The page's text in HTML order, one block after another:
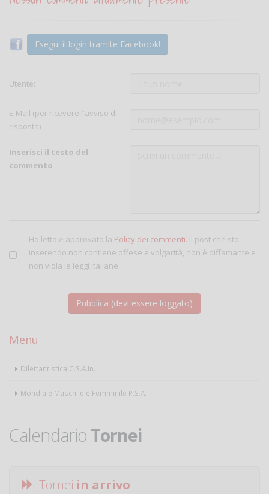
Esegui il login tramite Facebook!
Utente:
E-Mail (per ricevere l'avviso di
risposta)
Inserisci il testo del
commento
Ho letto e approvato la Policy dei commenti. Il post che sto
inserendo non contiene offese e volgarità, non è diffamante e
non viola le leggi italiane.
Menu
Dilettantistica C.S.A.In.
Mondiale Maschile e Femminile P.S.A.
Calendario Tornei
Tornei in arrivo